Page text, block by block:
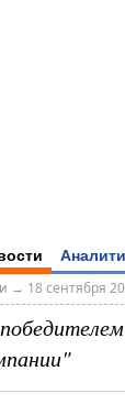
→ 18 сентября